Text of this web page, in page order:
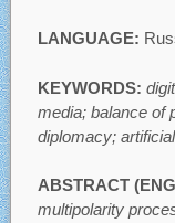
LANGUAGE:
KEYWORDS:
media; balance of
diplomacy;
ABSTRACT
multipolarity